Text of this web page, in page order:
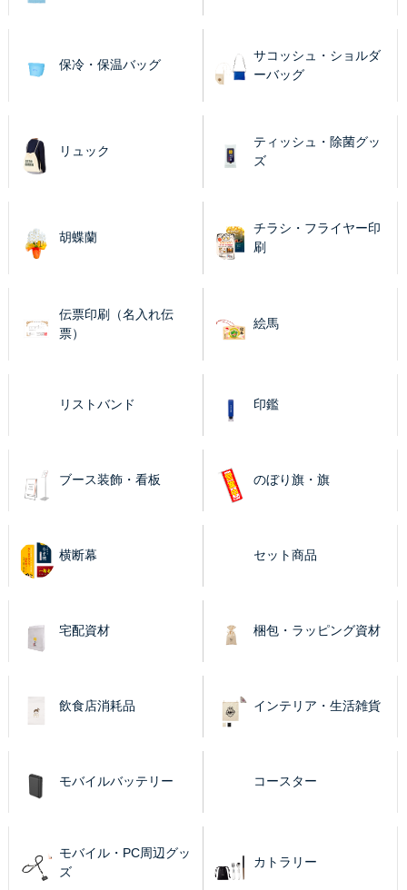
保冷・保温バッグ
サコッシュ・ショルダ
ーバッグ
リュック
ティッシュ・除菌グッ
ズ
胡蝶蘭
チラシ・フライヤー印
刷
伝票印刷（名入れ伝
票）
絵馬
リストバンド 印鑑
ブース装飾・看板 のぼり旗・旗
横断幕 セット商品
宅配資材 梱包・ラッピング資材
飲食店消耗品 インテリア・生活雑貨
モバイルバッテリー コースター
モバイル・PC周辺グッ
ズ
カトラリー